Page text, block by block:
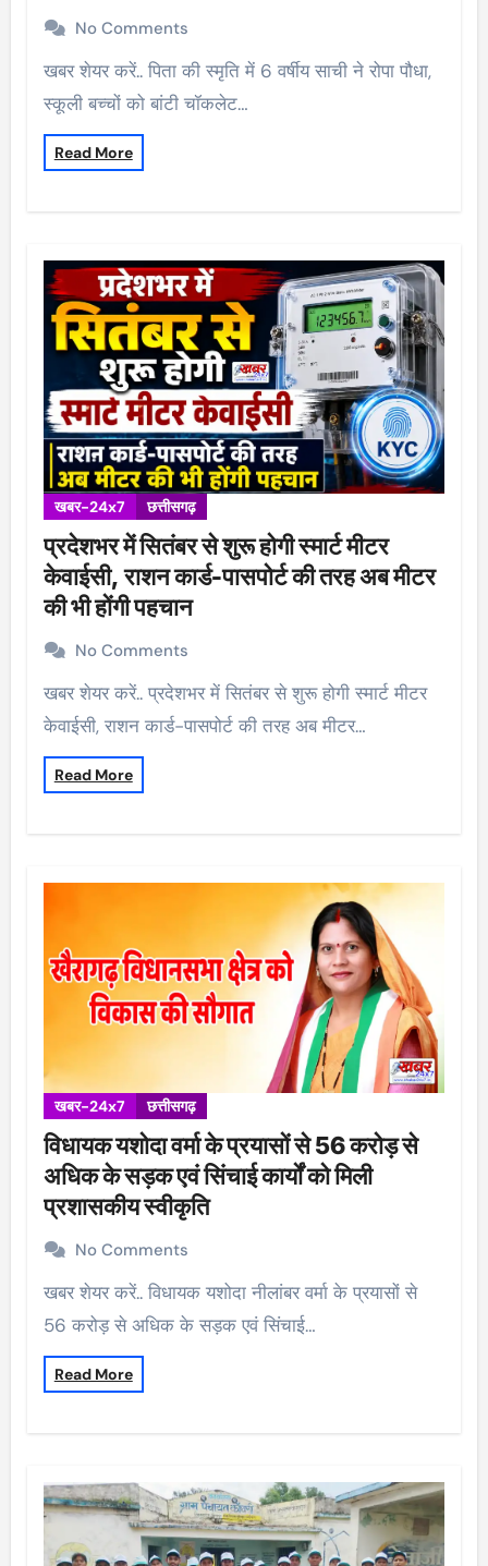
No Comments
खबर शेयर करें.. पिता की स्मृति में 6 वर्षीय साची ने रोपा पौधा,
स्कूली बच्चों को बांटी चॉकलेट…
Read More
खबर-24x7 छत्तीसगढ़
प्रदेशभर में सितंबर से शुरू होगी स्मार्ट मीटर
केवाईसी, राशन कार्ड-पासपोर्ट की तरह अब मीटर
की भी होंगी पहचान
No Comments
खबर शेयर करें.. प्रदेशभर में सितंबर से शुरू होगी स्मार्ट मीटर
केवाईसी, राशन कार्ड-पासपोर्ट की तरह अब मीटर…
Read More
खबर-24x7 छत्तीसगढ़
विधायक यशोदा वर्मा के प्रयासों से 56 करोड़ से
अधिक के सड़क एवं सिंचाई कार्यों को मिली
प्रशासकीय स्वीकृति
No Comments
खबर शेयर करें.. विधायक यशोदा नीलांबर वर्मा के प्रयासों से
56 करोड़ से अधिक के सड़क एवं सिंचाई…
Read More